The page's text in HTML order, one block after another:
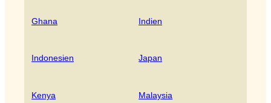
Ghana Indien
Indonesien Japan
Kenya Malaysia